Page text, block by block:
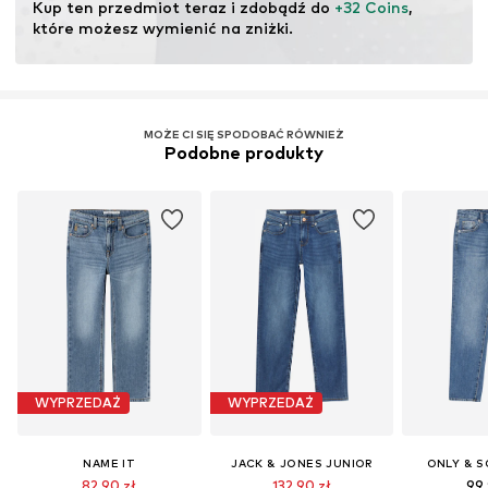
Nr artykułu NAI9hxv002000010
Kup ten przedmiot teraz i zdobądź do +32 Coins,
które możesz wymienić na zniżki.
MOŻE CI SIĘ SPODOBAĆ RÓWNIEŻ
Podobne produkty
WYPRZEDAŻ
NAME IT
WYPRZEDAŻ
JACK & JONES JUNIOR ONLY &